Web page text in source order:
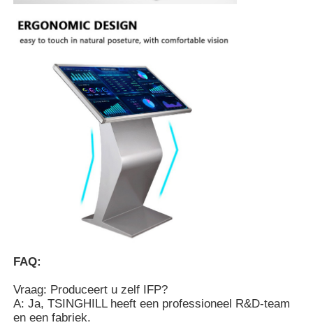
FAQ:
Vraag: Produceert u zelf IFP?
A: Ja, TSINGHILL heeft een professioneel R&D-team
en een fabriek.